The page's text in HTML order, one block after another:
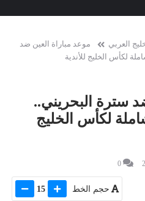
العربي
موعد مباراة العين ضد
لكأس الخليج للأندية
سترة البحريني..
لكأس الخليج
0
حجم الخط 15